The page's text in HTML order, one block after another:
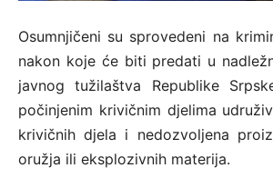
Osumnjičeni su sprovedeni na
nakon koje će biti predati u
javnog tužilaštva Republike
počinjenim krivičnim djelima
krivičnih djela i nedozvoljena
oružja ili eksplozivnih materija.